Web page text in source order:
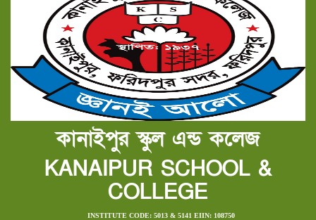
কানাইপুর স্কুল এন্ড কলেজ
KANAIPUR SCHOOL &
COLLEGE
INSTITUTE CODE: 5013 & 5141 EIIN: 108750